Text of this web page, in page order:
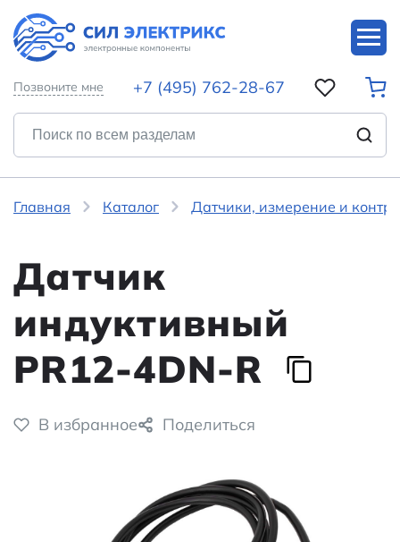
Позвоните мне +7 (495) 762-28-67
Главная Каталог Датчики, измерение и
Датчик
индуктивный
PR12-4DN-R
В избранное Поделиться